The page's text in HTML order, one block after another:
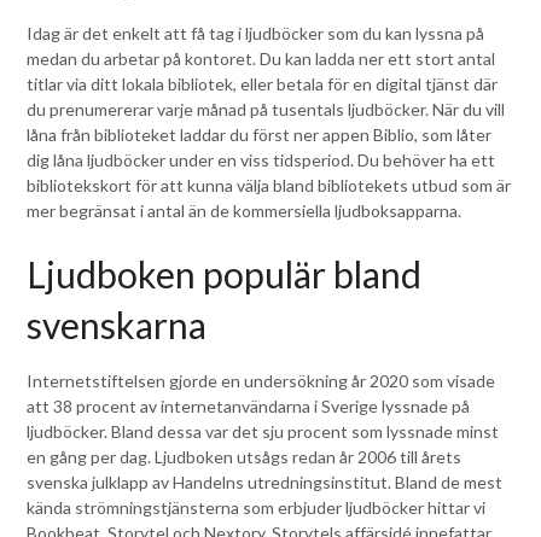
Idag är det enkelt att få tag i ljudböcker som du kan lyssna på
medan du arbetar på kontoret. Du kan ladda ner ett stort antal
titlar via ditt lokala bibliotek, eller betala för en digital tjänst där
du prenumererar varje månad på tusentals ljudböcker. När du vill
låna från biblioteket laddar du först ner appen Biblio, som låter
dig låna ljudböcker under en viss tidsperiod. Du behöver ha ett
bibliotekskort för att kunna välja bland bibliotekets utbud som är
mer begränsat i antal än de kommersiella ljudboksapparna.
Ljudboken populär bland
svenskarna
Internetstiftelsen gjorde en undersökning år 2020 som visade
att 38 procent av internetanvändarna i Sverige lyssnade på
ljudböcker. Bland dessa var det sju procent som lyssnade minst
en gång per dag. Ljudboken utsågs redan år 2006 till årets
svenska julklapp av Handelns utredningsinstitut. Bland de mest
kända strömningstjänsterna som erbjuder ljudböcker hittar vi
Bookbeat, Storytel och Nextory. Storytels affärsidé innefattar